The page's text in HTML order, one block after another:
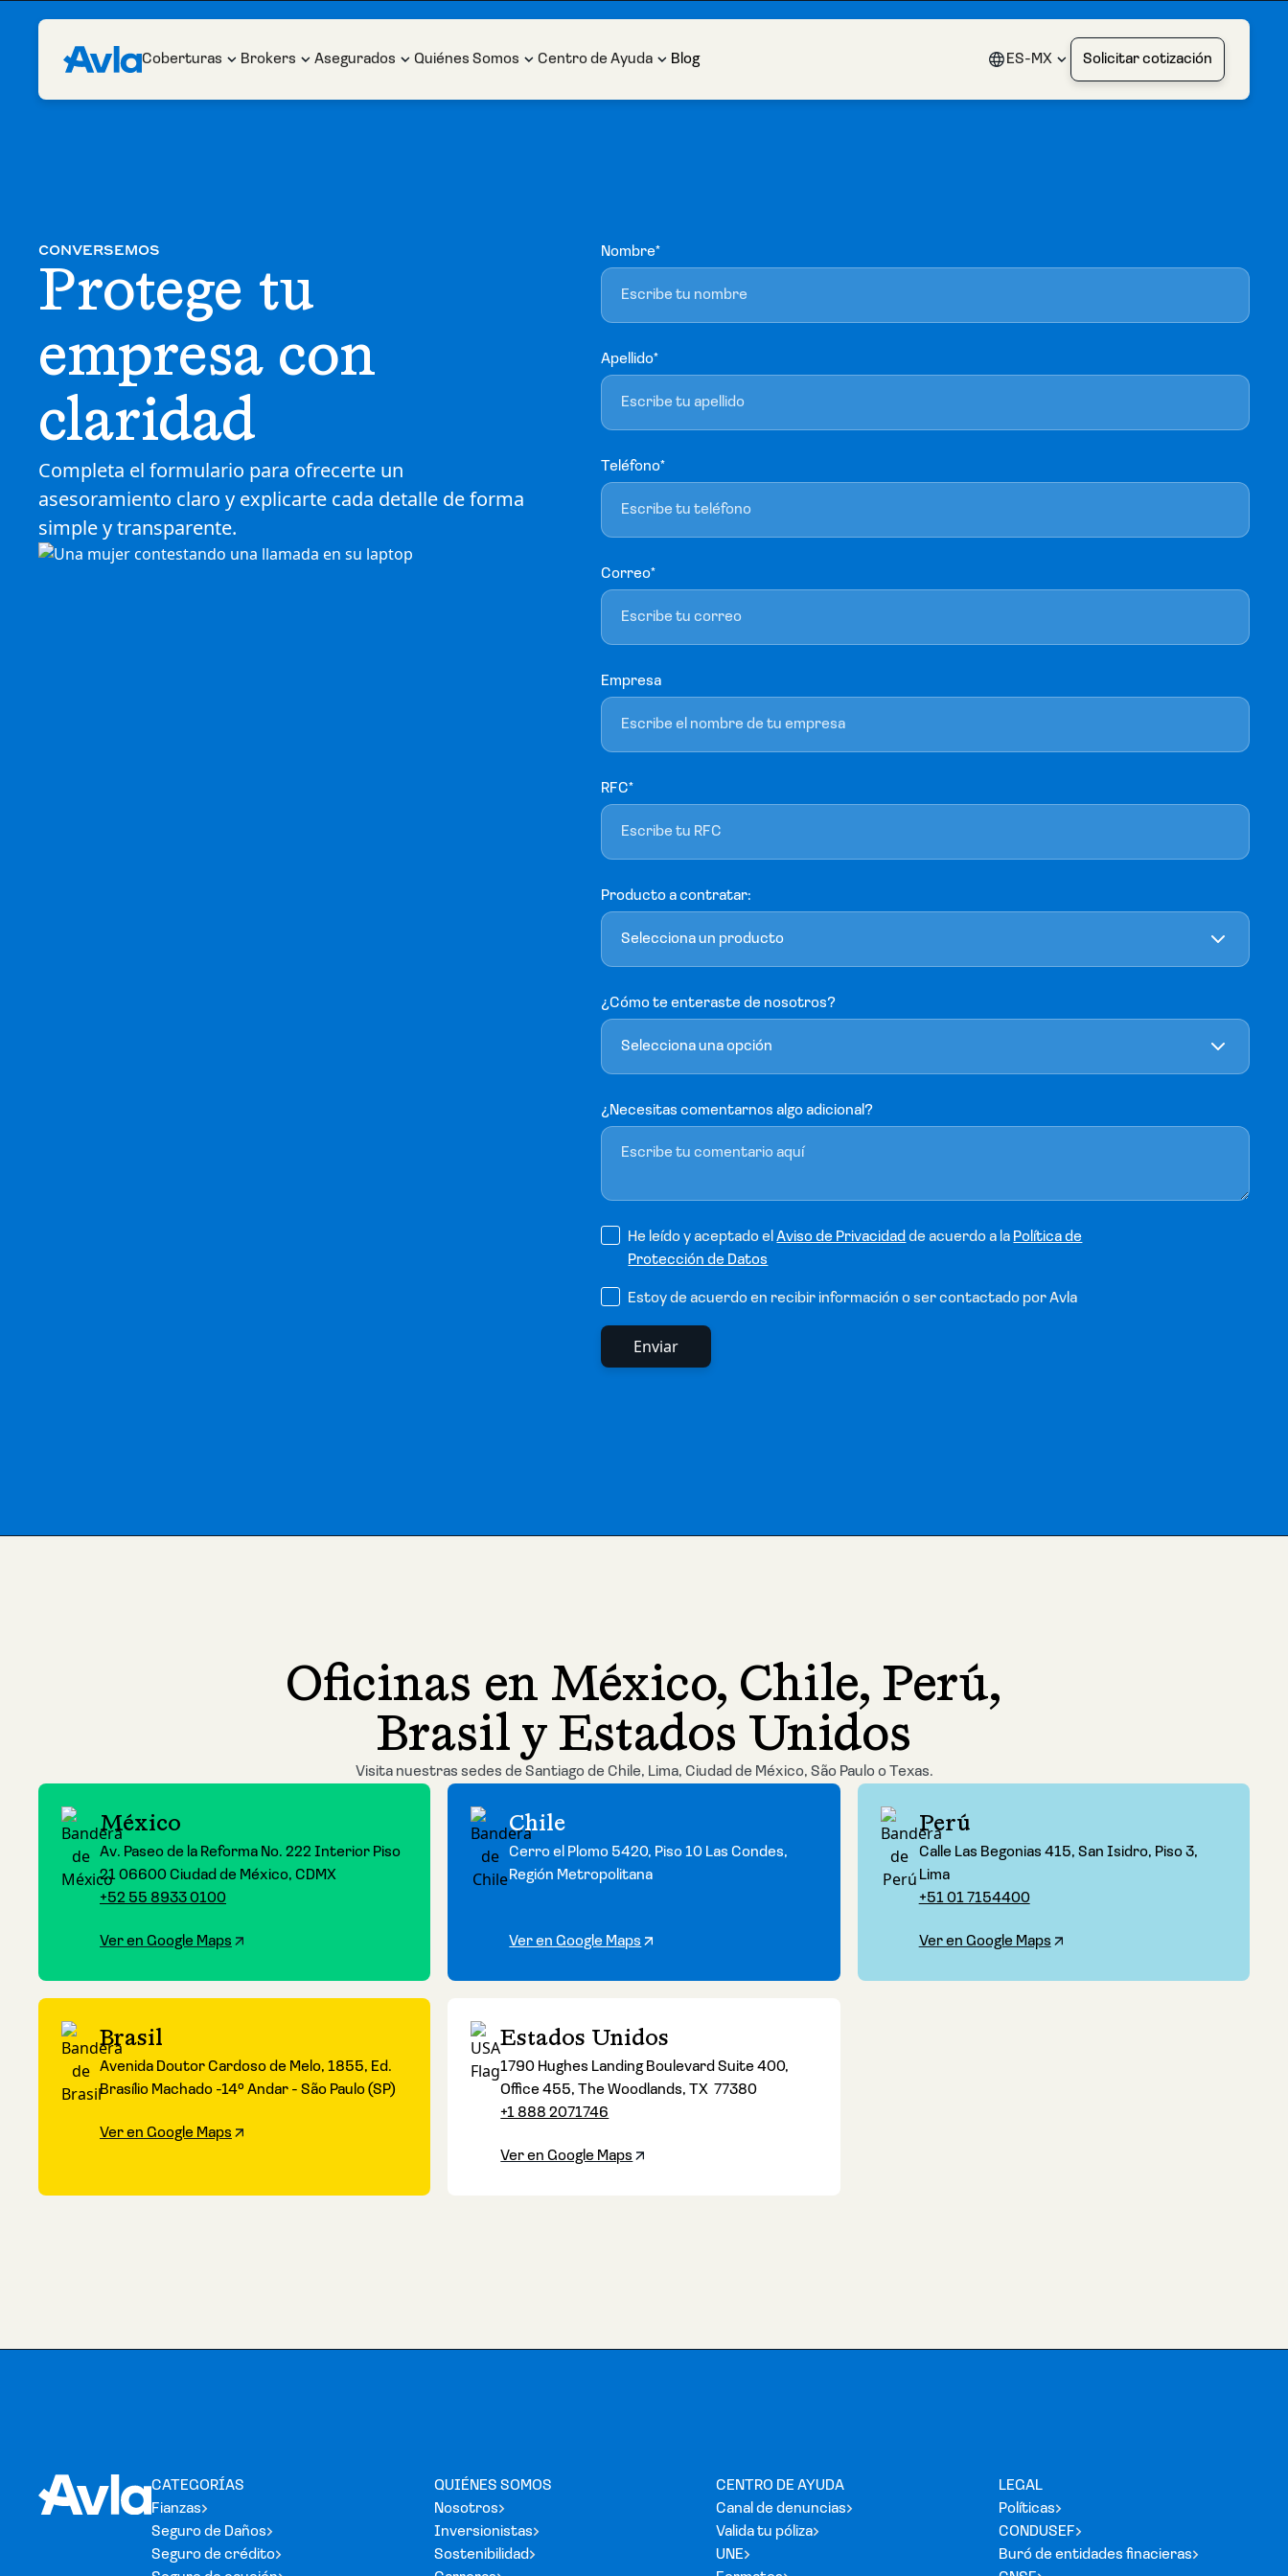
Coberturas Brokers Asegurados Quiénes Somos Centro de Ayuda Blog ES-MX Solicitar cotización
CONVERSEMOS
Protege tu
empresa con
claridad
Completa el formulario para ofrecerte un
asesoramiento claro y explicarte cada detalle de forma
simple y transparente.
Nombre*
Apellido*
Teléfono*
Correo*
Empresa
RFC*
Producto a contratar:
Selecciona un producto
¿Cómo te enteraste de nosotros?
Selecciona una opción
¿Necesitas comentarnos algo adicional?
He leído y aceptado elAviso de Privacidad de acuerdo a la Política de
Protección de Datos
Estoy de acuerdo en recibir información o ser contactado por Avla
Oficinas en México, Chile, Perú,
Brasil y Estados Unidos
Visita nuestras sedes de Santiago de Chile, Lima, Ciudad de México, São Paulo o Texas.
México
Av. Paseo de la Reforma No. 222 Interior Piso
21 06600 Ciudad de México, CDMX
+52 55 8933 0100
Ver en Google Maps
Chile
Cerro el Plomo 5420, Piso 10 Las Condes,
Región Metropolitana
Ver en Google Maps
Perú
Calle Las Begonias 415, San Isidro, Piso 3,
Lima
+51 01 7154400
Ver en Google Maps
Brasil
Avenida Doutor Cardoso de Melo, 1855, Ed.
Brasílio Machado -14º Andar - São Paulo (SP)
Ver en Google Maps
Estados Unidos
1790 Hughes Landing Boulevard Suite 400,
Office 455, The Woodlands, TX 77380
+1 888 2071746
Ver en Google Maps
CATEGORÍAS
Fianzas
Seguro de Daños
Seguro de crédito
QUIÉNES SOMOS
Nosotros
Inversionistas
Sostenibilidad
CENTRO DE AYUDA
Canal de denuncias
Valida tu póliza
UNE
LEGAL
Políticas
CONDUSEF
Buró de entidades finacieras